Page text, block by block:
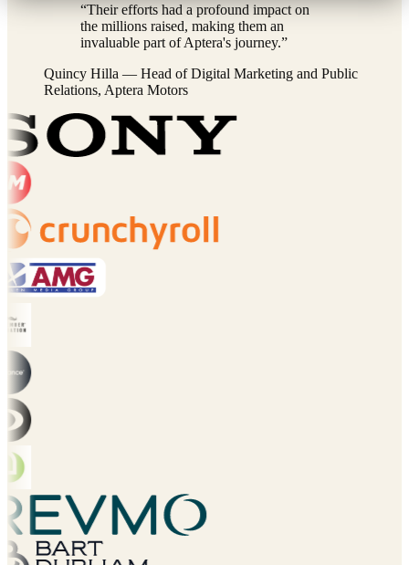
“Their efforts had a profound impact on
the millions raised, making them an
invaluable part of Aptera's journey.”
Quincy Hilla — Head of Digital Marketing and Public
Relations, Aptera Motors